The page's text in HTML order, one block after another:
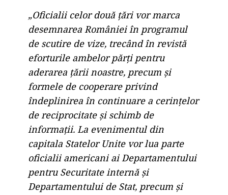
„Oficialii celor două țări vor marca
desemnarea României în programul
de scutire de vize, trecând în revistă
eforturile ambelor părți pentru
aderarea țării noastre, precum și
formele de cooperare privind
îndeplinirea în continuare a cerințelor
de reciprocitate și schimb de
informații. La evenimentul din
capitala Statelor Unite vor lua parte
oficialii americani ai Departamentului
pentru Securitate internă și
Departamentului de Stat, precum şi